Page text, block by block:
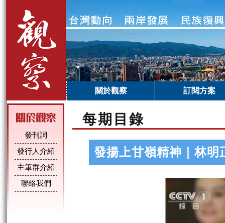
關於觀察 訂閱方案
發刊詞
發行人介紹
主筆群介紹
聯絡我們
每期目錄
發揚上甘嶺精神｜林明